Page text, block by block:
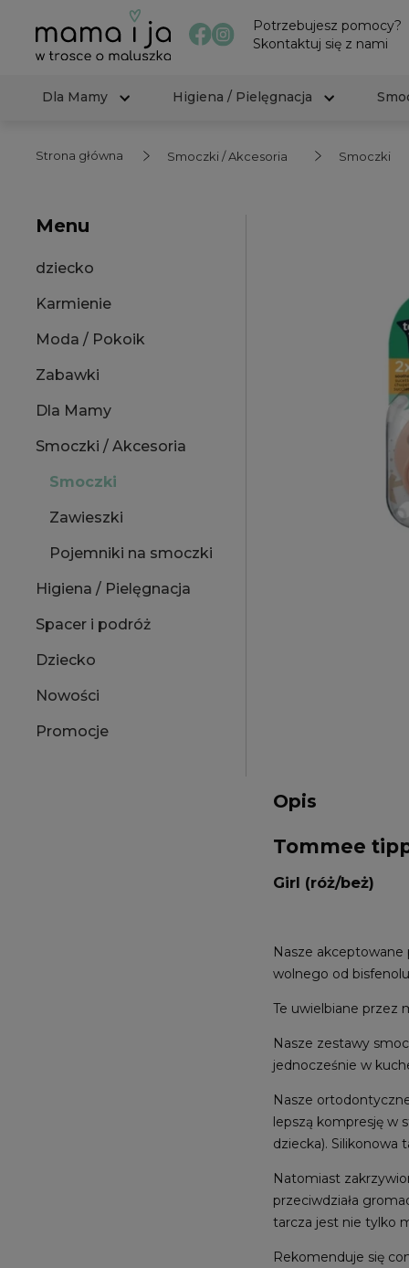
Potrzebujesz pomocy?
Skontaktuj się z nami
Dla Mamy Higiena / Pielęgnacja
Strona główna Smoczki / Akcesoria Smoczki
Menu
dziecko
Karmienie
Moda / Pokoik
Zabawki
Dla Mamy
Smoczki / Akcesoria
Smoczki
Zawieszki
Pojemniki na smoczki
Higiena / Pielęgnacja
Spacer i podróż
Dziecko
Nowości
Promocje
Opis
Tommee
Girl (róż/beż)
Nasze akceptowane
wolnego od
Te uwielbiane przez
Nasze zestawy
jednocześnie w
Nasze
lepszą kompresję w
dziecka). Silikonowa
Natomiast
przeciwdziała
tarcza jest nie tylko
Rekomenduje się